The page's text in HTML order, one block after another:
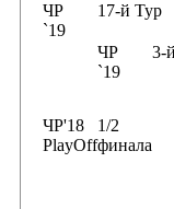
ЧР
`19
17-й Тур
ЧР
`19
3-
ЧР'18
PlayOff
1/2
финала